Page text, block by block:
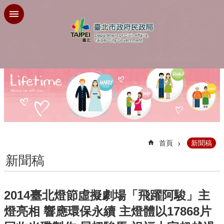
跳到主要內容區塊
首頁 新聞稿
新聞稿
2014臺北燈節虛擬劇場「飛躍阿駿」主
燈亮相 響應環保永續 主燈體以17868片